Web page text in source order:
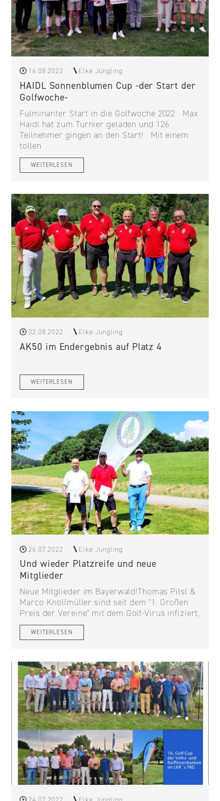
16.08.2022 Elke Jüngling
HAIDL Sonnenblumen Cup -der Start der
Golfwoche-
Fulminanter Start in die Golfwoche 2022 Max
Haidl hat zum Turnier geladen und 126
Teilnehmer gingen an den Start! Mit einem
tollen
WEITERLESEN
02.08.2022 Elke Jüngling
AK50 im Endergebnis auf Platz 4
WEITERLESEN
26.07.2022 Elke Jüngling
Und wieder Platzreife und neue
Mitglieder
Neue Mitglieder im Bayerwald!Thomas Pilsl &
Marco Knollmüller sind seit dem "1. Großen
Preis der Vereine" mit dem Golf-Virus infiziert,
WEITERLESEN